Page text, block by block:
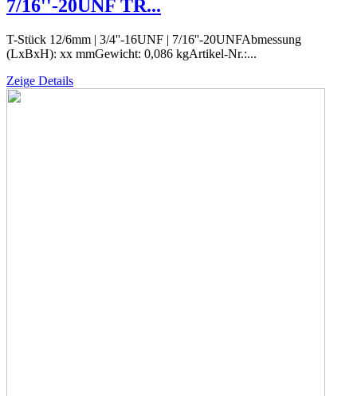
7/16''-20UNF TR...
T-Stück 12/6mm | 3/4''-16UNF | 7/16''-20UNFAbmessung
(LxBxH): xx mmGewicht: 0,086 kgArtikel-Nr.:...
Zeige Details